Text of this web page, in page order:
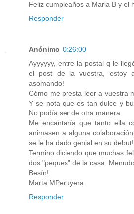
Feliz cumpleaños a Maria B y el
Responder
Anónimo 0:26:00
Ayyyyyy, entre la postal q le
el post de la vuestra, estoy
asomando!
Cómo me presta leer a vuestra
Y se nota que es tan dulce y
No podía ser de otra manera.
Me encantaría que tanto ella
animasen a alguna
se le ha dado genial en su debut!
Termino diciendo que muchas
dos "peques" de la casa.
Besín!
Marta MPeruyera.
Responder